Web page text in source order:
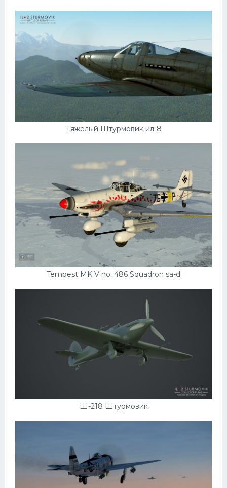
Тяжелый Штурмовик ил-8
Tempest MK V no. 486 Squadron sa-d
Ш-218 Штурмовик